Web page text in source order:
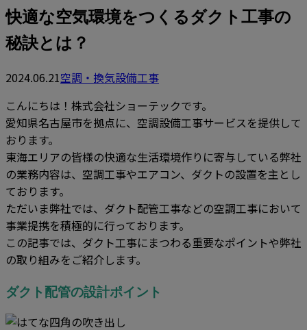
快適な空気環境をつくるダクト工事の
秘訣とは？
2024.06.21空調・換気設備工事
こんにちは！株式会社ショーテックです。
愛知県名古屋市を拠点に、空調設備工事サービスを提供して
おります。
東海エリアの皆様の快適な生活環境作りに寄与している弊社
の業務内容は、空調工事やエアコン、ダクトの設置を主とし
ております。
ただいま弊社では、ダクト配管工事などの空調工事において
事業提携を積極的に行っております。
この記事では、ダクト工事にまつわる重要なポイントや弊社
の取り組みをご紹介します。
ダクト配管の設計ポイント